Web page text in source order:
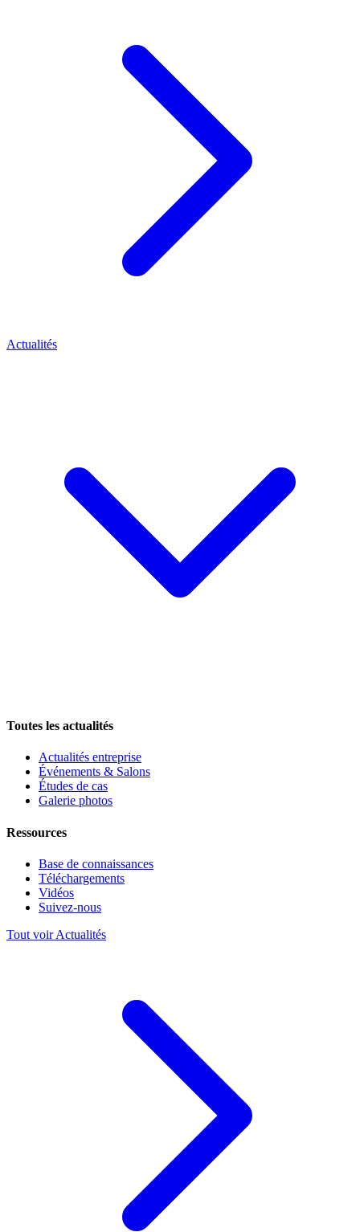
Actualités
Toutes les actualités
Actualités entreprise
Événements & Salons
Études de cas
Galerie photos
Ressources
Base de connaissances
Téléchargements
Vidéos
Suivez-nous
Tout voir Actualités